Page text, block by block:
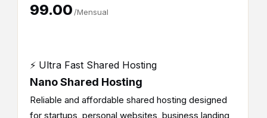
₹99.00 /Mensual
⚡ Ultra Fast Shared Hosting
Nano Shared Hosting
Reliable and affordable shared hosting designed
for startups, personal websites, business landing